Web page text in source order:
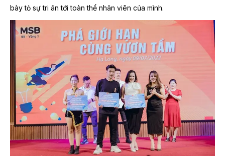
bày tỏ sự tri ân tới toàn thể nhân viên của mình.